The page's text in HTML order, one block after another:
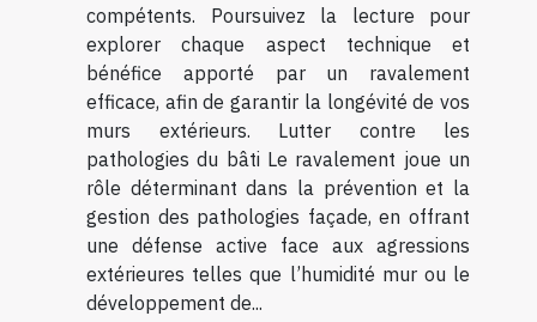
compétents. Poursuivez la lecture pour
explorer chaque aspect technique et
bénéfice apporté par un ravalement
efficace, afin de garantir la longévité de vos
murs extérieurs. Lutter contre les
pathologies du bâti Le ravalement joue un
rôle déterminant dans la prévention et la
gestion des pathologies façade, en offrant
une défense active face aux agressions
extérieures telles que l’humidité mur ou le
développement de...